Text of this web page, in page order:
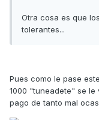
Otra cosa es que
tolerantes...
Pues como le pase
1000 "tuneadete" se le
pago de tanto mal